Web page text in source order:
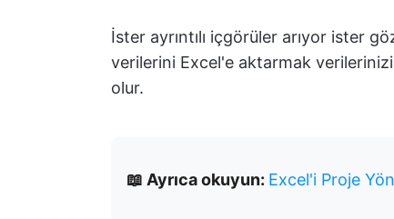
İster ayrıntılı içgörüler arıyor ister
verilerini Excel'e aktarmak
olur.
📖 Ayrıca okuyun: Excel'i Proje